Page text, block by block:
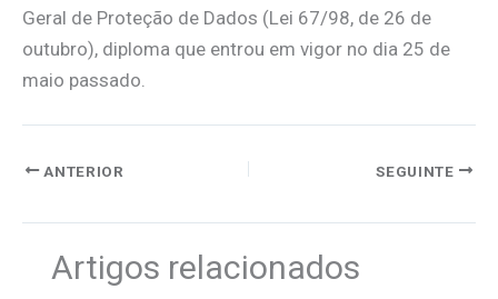
Geral de Proteção de Dados (Lei 67/98, de 26 de
outubro), diploma que entrou em vigor no dia 25 de
maio passado.
ANTERIOR SEGUINTE
Artigos relacionados